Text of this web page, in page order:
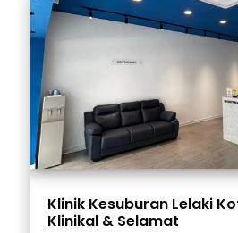
Klinik Kesuburan Lelaki
Klinikal & Selamat